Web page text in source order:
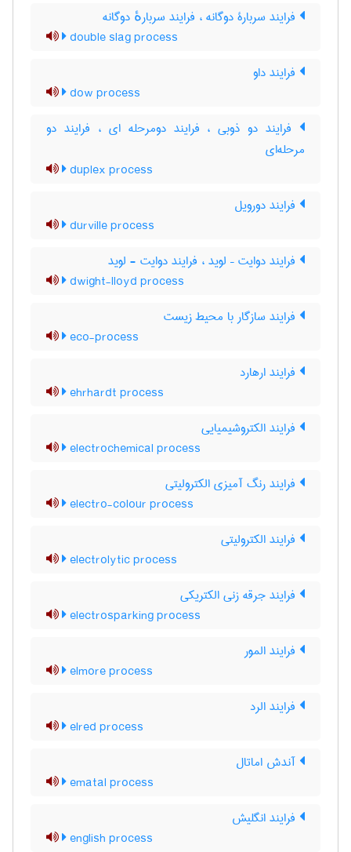
فرایند سربارۀ دوگانه ، فرایند سربارهٔ دوگانه
double slag process
فرایند داو
dow process
فرایند دو ذوبی ، فرایند دومرحله ای ، فرایند دو
مرحله‌ای
duplex process
فرایند دورویل
durville process
فرایند دوایت – لوید ، فرایند دوایت - لوید
dwight-lloyd process
فرایند سازگار با محیط زیست
eco-process
فرایند ارهارد
ehrhardt process
فرایند الکتروشیمیایی
electrochemical process
فرایند رنگ آمیزی الکترولیتی
electro-colour process
فرایند الکترولیتی
electrolytic process
فرایند جرقه زنی الکتریکی
electrosparking process
فرایند المور
elmore process
فرایند الرد
elred process
آندش اماتال
ematal process
فرایند انگلیش
english process